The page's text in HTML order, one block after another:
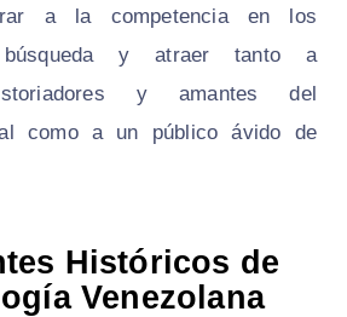
a la competencia en los
y atraer tanto a
y amantes del
como a un público ávido de
Históricos de
Venezolana